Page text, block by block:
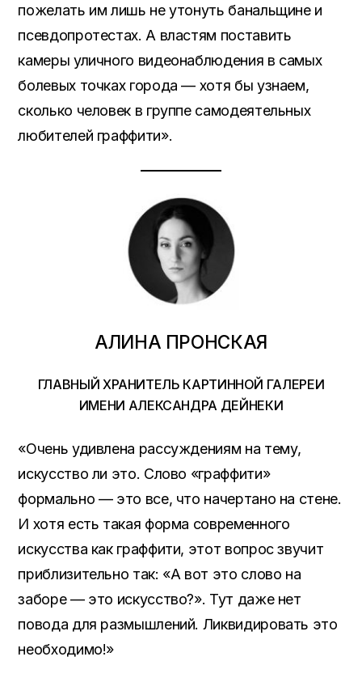
пожелать им лишь не утонуть банальщине и
псевдопротестах. А властям поставить
камеры уличного видеонаблюдения в самых
болевых точках города — хотя бы узнаем,
сколько человек в группе самодеятельных
любителей граффити».
АЛИНА ПРОНСКАЯ
ГЛАВНЫЙ ХРАНИТЕЛЬ КАРТИННОЙ ГАЛЕРЕИ
ИМЕНИ АЛЕКСАНДРА ДЕЙНЕКИ
«Очень удивлена рассуждениям на тему,
искусство ли это. Слово «граффити»
формально — это все, что начертано на стене.
И хотя есть такая форма современного
искусства как граффити, этот вопрос звучит
приблизительно так: «А вот это слово на
заборе — это искусство?». Тут даже нет
повода для размышлений. Ликвидировать это
необходимо!»